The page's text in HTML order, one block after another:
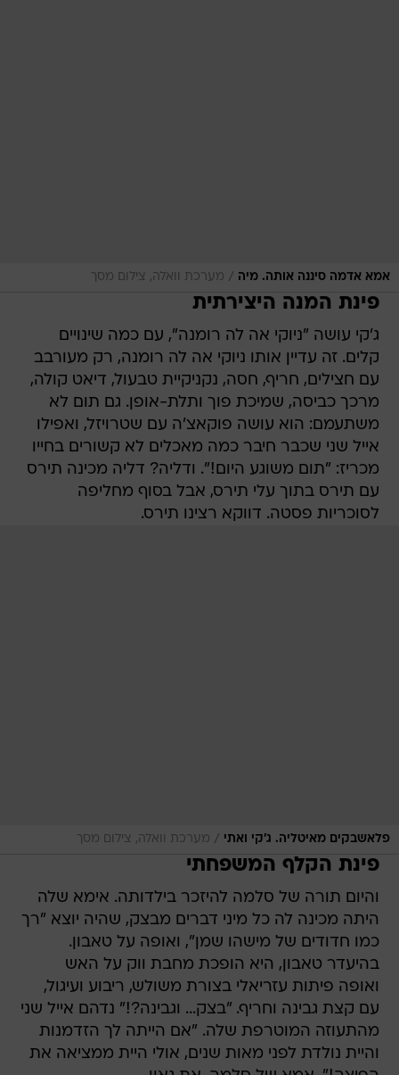
אמא אדמה סיננה אותה. מיה / מערכת וואלה, צילום מסך
פינת המנה היצירתית
ג'קי עושה "ניוקי אה לה רומנה", עם כמה שינויים
קלים. זה עדיין אותו ניוקי אה לה רומנה, רק מעורבב
עם חצילים, חריף, חסה, נקניקיית טבעול, דיאט קולה,
מרכך כביסה, שמיכת פוך ותלת-אופן. גם תום לא
משתעמם: הוא עושה פוקאצ'ה עם שטרויזל, ואפילו
אייל שני שכבר חיבר כמה מאכלים לא קשורים בחייו
מכריז: "תום משוגע היום!". ודליה? דליה מכינה תירס
עם תירס בתוך עלי תירס, אבל בסוף מחליפה
לסוכריות פסטה. דווקא רצינו תירס.
פלאשבקים מאיטליה. ג'קי ואתי / מערכת וואלה, צילום מסך
פינת הקלף המשפחתי
והיום תורה של סלמה להיזכר בילדותה. אימא שלה
היתה מכינה לה כל מיני דברים מבצק, שהיה יוצא "רך
כמו חדודים של מישהו שמן", ואופה על טאבון.
בהיעדר טאבון, היא הופכת מחבת ווק על האש
ואופה פיתות עזריאלי בצורת משולש, ריבוע ועיגול,
עם קצת גבינה וחריף. "בצק... וגבינה?!" נדהם אייל שני
מהתעוזה המוטרפת שלה. "אם הייתה לך הזדמנות
והיית נולדת לפני מאות שנים, אולי היית ממציאה את